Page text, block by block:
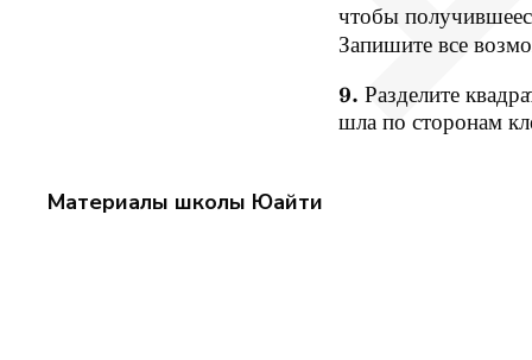
чтобы
Запишите все
9. Разделите
шла по сторонам
Материалы школы Юайти